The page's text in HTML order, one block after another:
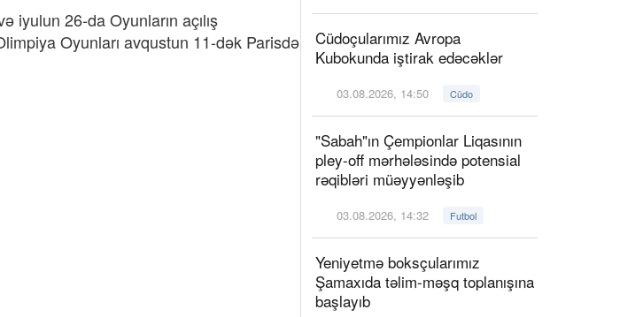
26-da Oyunların açılış
Oyunları avqustun 11-dək Parisdə
Cüdoçularımız Avropa
Kubokunda iştirak edəcəklər
03.08.2026, 14:50 Cüdo
"Sabah"ın Çempionlar Liqasının
pley-off mərhələsində potensial
rəqibləri müəyyənləşib
03.08.2026, 14:32 Futbol
Yeniyetmə boksçularımız
Şamaxıda təlim-məşq toplanışına
başlayıb